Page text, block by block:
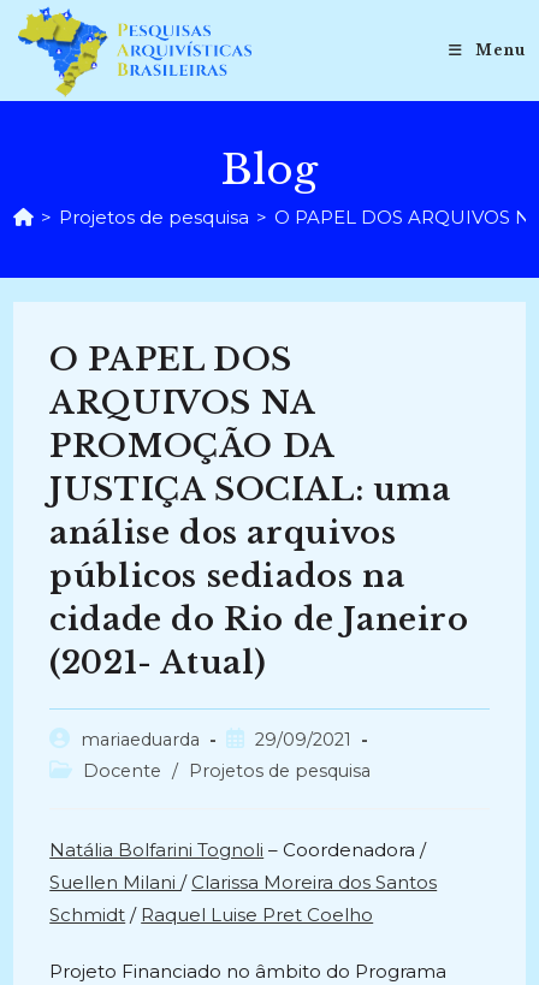
para
conteúdo
Menu
Blog
> Projetos de pesquisa > O PAPEL DOS ARQUIVOS
O PAPEL DOS
ARQUIVOS NA
PROMOÇÃO DA
JUSTIÇA SOCIAL: uma
análise dos arquivos
públicos sediados na
cidade do Rio de Janeiro
(2021- Atual)
Autor
do
mariaeduarda
Post
publicado:
29/09/2021
Categoria
Docente / Projetos de pesquisa
Natália Bolfarini Tognoli – Coordenadora /
Suellen Milani/ Clarissa Moreira dos Santos
Schmidt / Raquel Luise Pret Coelho
Projeto Financiado no âmbito do Programa